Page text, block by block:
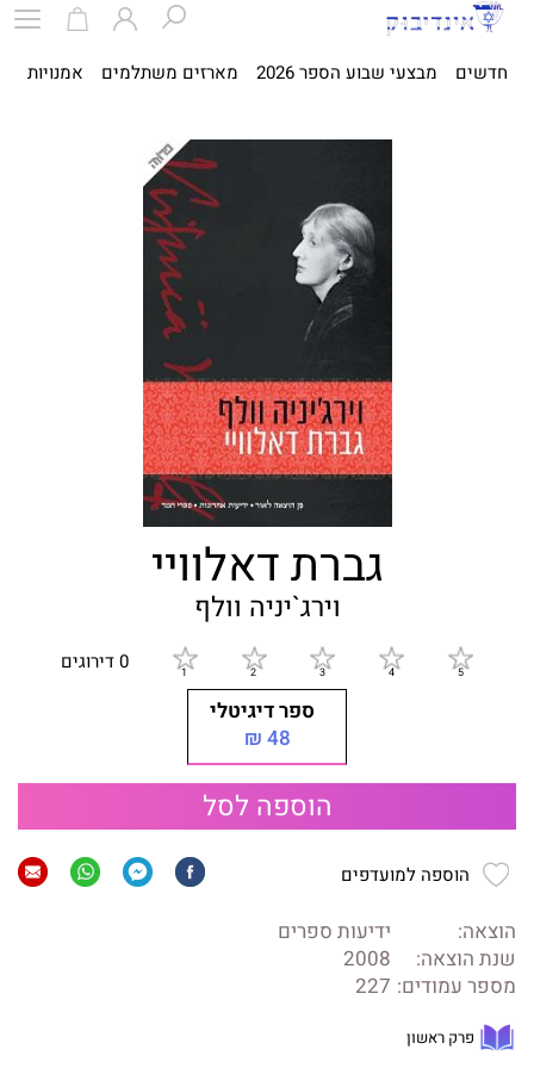
חדשים מבצעי שבוע הספר 2026 מארזים משתלמים אמנויות
גברת דאלוויי
וירג`יניה וולף
0 דירוגים
ספר דיגיטלי
48 ₪
הוספה לסל
הוספה למועדפים
הוצאה:
ידיעות ספרים
שנת הוצאה:
2008
מספר עמודים: 227
פרק ראשון